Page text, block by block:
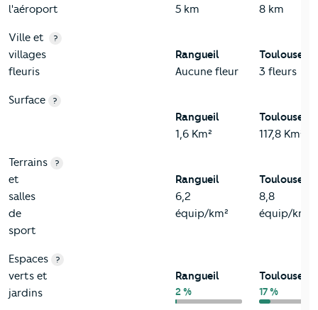
l'aéroport
5 km
8 km
Ville et
villages
fleuris
?
Rangueil
Aucune fleur
Toulouse
3 fleurs
Surface ?
Rangueil
1,6 Km²
Toulouse
117,8 Km²
Terrains
et
salles
de
sport
?
Rangueil
6,2
équip/km²
Toulouse
8,8
équip/km²
Espaces
verts et
jardins
?
Rangueil
2 %
Toulouse
17 %